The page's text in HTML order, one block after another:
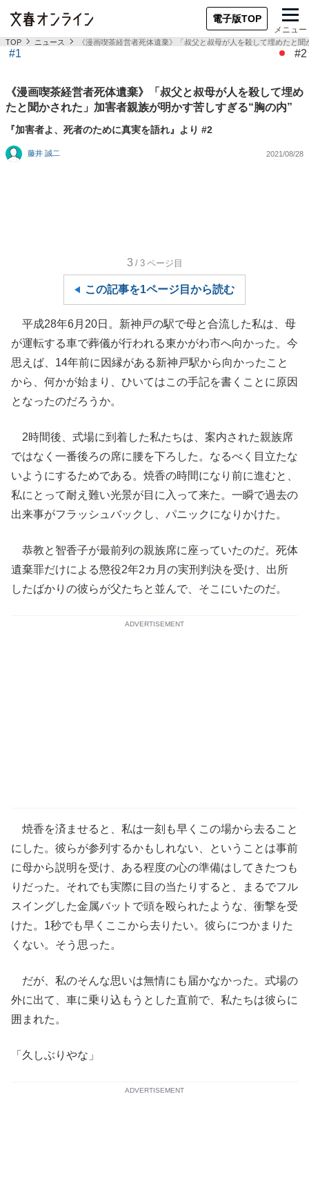
電子版TOP
メニュー
TOP ニュース 《漫画喫茶経営者死体遺棄》「叔父と叔母が人を殺して埋めたと
#1 #2
《漫画喫茶経営者死体遺棄》「叔父と叔母が人を殺して埋め
たと聞かされた」加害者親族が明かす苦しすぎる“胸の内”
『加害者よ、死者のために真実を語れ』より #2
藤井 誠二 2021/08/28
3 /3 ページ目
この記事を1ページ目から読む
平成28年6月20日。新神戸の駅で母と合流した私は、母
が運転する車で葬儀が行われる東かがわ市へ向かった。今
思えば、14年前に因縁がある新神戸駅から向かったこと
から、何かが始まり、ひいてはこの手記を書くことに原因
となったのだろうか。
2時間後、式場に到着した私たちは、案内された親族席
ではなく一番後ろの席に腰を下ろした。なるべく目立たな
いようにするためである。焼香の時間になり前に進むと、
私にとって耐え難い光景が目に入って来た。一瞬で過去の
出来事がフラッシュバックし、パニックになりかけた。
恭教と智香子が最前列の親族席に座っていたのだ。死体
遺棄罪だけによる懲役2年2カ月の実刑判決を受け、出所
したばかりの彼らが父たちと並んで、そこにいたのだ。
ADVERTISEMENT
焼香を済ませると、私は一刻も早くこの場から去ること
にした。彼らが参列するかもしれない、ということは事前
に母から説明を受け、ある程度の心の準備はしてきたつも
りだった。それでも実際に目の当たりすると、まるでフル
スイングした金属バットで頭を殴られたような、衝撃を受
けた。1秒でも早くここから去りたい。彼らにつかまりた
くない。そう思った。
だが、私のそんな思いは無情にも届かなかった。式場の
外に出て、車に乗り込もうとした直前で、私たちは彼らに
囲まれた。
「久しぶりやな」
ADVERTISEMENT